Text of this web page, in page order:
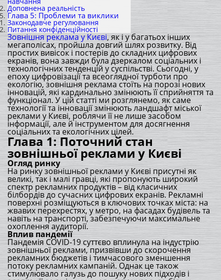
Доповнена реальність
Глава 5: Проблеми та виклики
Законодавче регулювання
Питання конфіденційності
Зовнішня реклама у Києві, як і у багатьох інших
мегаполісах, пройшла довгий шлях розвитку. Від
простих вивісок і постерів до складних цифрових
екранів, вона завжди була дзеркалом соціальних і
технологічних тенденцій у суспільстві. Сьогодні, у
епоху цифровізації та всеоглядної турботи про
екологію, зовнішня реклама стоїть на порозі нових
інновацій, які кардинально змінюють її сприйняття та
функціонал. У цій статті ми розглянемо, як саме
технології та інновації змінюють ландшафт міської
реклами у Києві, роблячи її не лише засобом
інформації, але й інструментом для досягнення
соціальних та екологічних цілей.
Глава 1: Поточний стан
зовнішньої реклами у Києві
Огляд ринку
На ринку зовнішньої реклами у Києві присутні як
великі, так і малі гравці, які пропонують широкий
спектр рекламних продуктів – від класичних
білбордів до сучасних цифрових екранів. Рекламні
поверхні розміщуються в ключових точках міста: на
жвавих перехрестях, у метро, на фасадах будівель та
навіть на транспорті, забезпечуючи максимальне
охоплення аудиторії.
Вплив пандемії
Пандемія COVID-19 суттєво вплинула на індустрію
зовнішньої реклами, призвівши до скорочення
рекламних бюджетів і тимчасового зменшення
потоку рекламних кампаній. Однак це також
стимулювало галузь до пошуку нових підходів і